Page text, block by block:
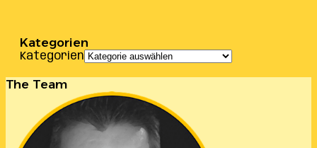
Kategorien
Kategorien
The Team